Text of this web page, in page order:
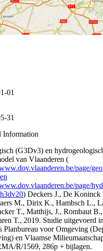
01
31
Information
(G3Dv3) en
van Vlaanderen (
page/
page/
) Deckers J., De Koninck
M., Dirix K., Hambsch L.,
T., Matthijs, J., Rombaut
T., 2019. Studie uitgevoerd
Planbureau voor Omgeving
en Vlaamse
R/1569, 286p + bijlagen.